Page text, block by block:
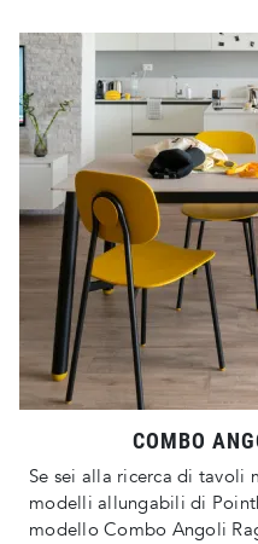
COMBO
Se sei alla ricerca di tavoli
modelli allungabili di
modello Combo Angoli